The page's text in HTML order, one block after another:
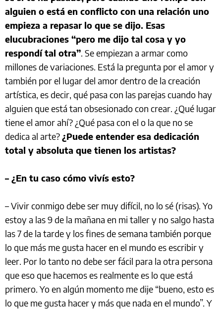
alguien o está en conflicto con una relación uno
empieza a repasar lo que se dijo. Esas
elucubraciones “pero me dijo tal cosa y yo
respondí tal otra”. Se empiezan a armar como
millones de variaciones. Está la pregunta por el amor y
también por el lugar del amor dentro de la creación
artística, es decir, qué pasa con las parejas cuando hay
alguien que está tan obsesionado con crear. ¿Qué lugar
tiene el amor ahí? ¿Qué pasa con el o la que no se
dedica al arte?¿Puede entender esa dedicación
total y absoluta que tienen los artistas?
– ¿En tu caso cómo vivís esto?
– Vivir conmigo debe ser muy difícil, no lo sé (risas). Yo
estoy a las 9 de la mañana en mi taller y no salgo hasta
las 7 de la tarde y los fines de semana también porque
lo que más me gusta hacer en el mundo es escribir y
leer. Por lo tanto no debe ser fácil para la otra persona
que eso que hacemos es realmente es lo que está
primero. Yo en algún momento me dije “bueno, esto es
lo que me gusta hacer y más que nada en el mundo”. Y